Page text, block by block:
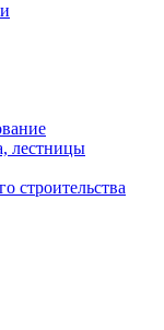
лестницы
строительства